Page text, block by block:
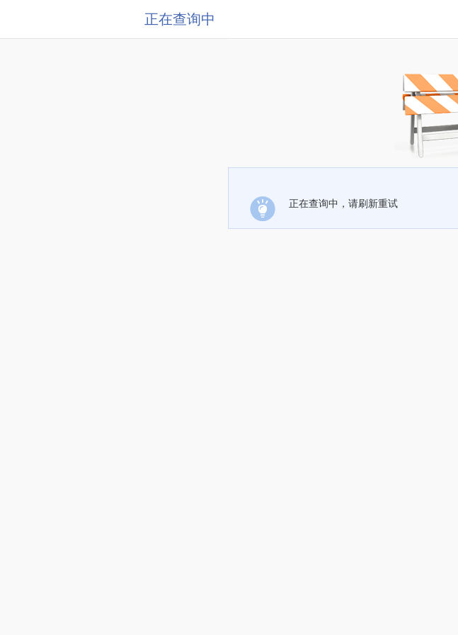
正在查询中
正在查询中，请刷新重试